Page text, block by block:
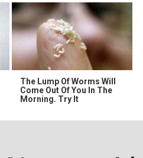
The Lump Of Worms Will
Come Out Of You In The
Morning. Try It